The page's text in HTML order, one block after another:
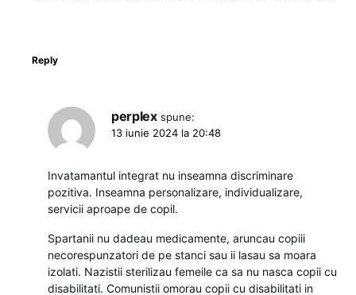
Reply
perplex spune:
13 iunie 2024 la 20:48
Invatamantul integrat nu inseamna discriminare
pozitiva. Inseamna personalizare, individualizare,
servicii aproape de copil.
Spartanii nu dadeau medicamente, aruncau copiii
necorespunzatori de pe stanci sau ii lasau sa moara
izolati. Nazistii sterilizau femeile ca sa nu nasca copii cu
disabilitati. Comunistii omorau copii cu disabilitati in